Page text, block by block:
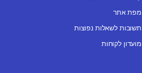
מפת אתר
תשובות לשאלות נפוצות
מועדון לקוחות